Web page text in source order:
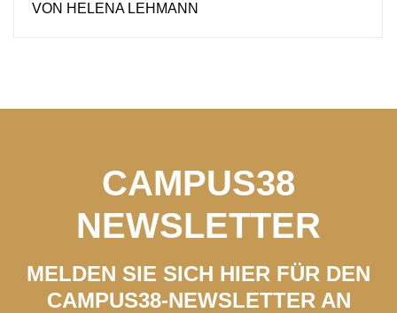
VON HELENA LEHMANN
CAMPUS38
NEWSLETTER
MELDEN SIE SICH HIER FÜR DEN
CAMPUS38-NEWSLETTER AN